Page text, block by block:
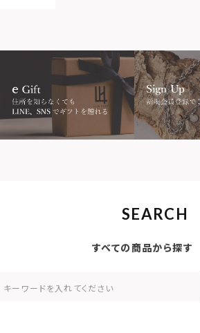
SEARCH
すべての商品から探す